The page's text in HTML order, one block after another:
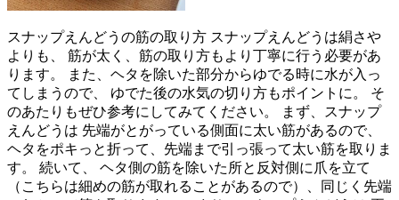
スナップえんどうの筋の取り方 スナップえんどうは絹さや
よりも、 筋が太く、筋の取り方もより丁寧に行う必要があ
ります。 また、ヘタを除いた部分からゆでる時に水が入っ
てしまうので、 ゆでた後の水気の切り方もポイントに。 そ
のあたりもぜひ参考にしてみてください。 まず、スナップ
えんどうは 先端がとがっている側面に太い筋があるので、
ヘタをポキっと折って、先端まで引っ張って太い筋を取りま
す。 続いて、 ヘタ側の筋を除いた所と反対側に爪を立て
（こちらは細めの筋が取れることがあるので）、同じく先端